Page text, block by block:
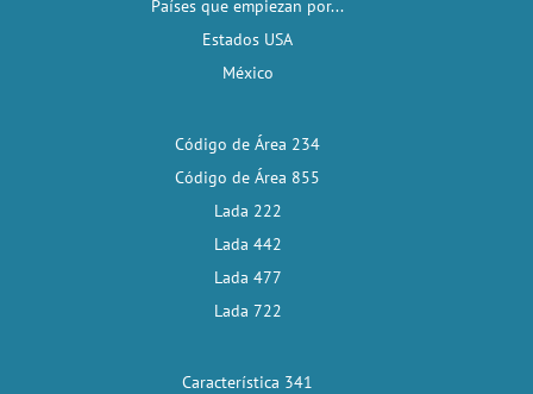
Países que empiezan por...
Estados USA
México
Código de Área 234
Código de Área 855
Lada 222
Lada 442
Lada 477
Lada 722
Característica 341